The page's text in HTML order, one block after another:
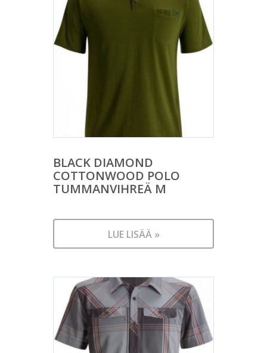
BLACK DIAMOND
COTTONWOOD POLO
TUMMANVIHREÄ M
LUE LISÄÄ »